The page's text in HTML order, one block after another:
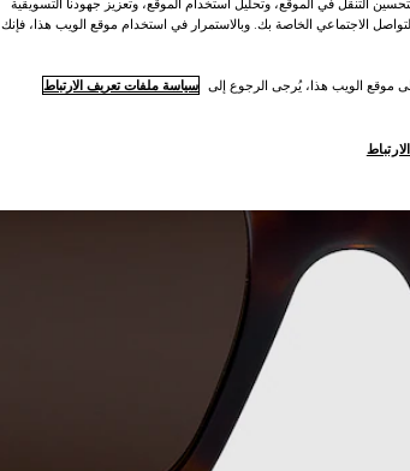
التنقل في الموقع، وتحليل استخدام الموقع، وتعزيز جهودنا التسويقية
الاجتماعي الخاصة بك. وبالاستمرار في استخدام موقع الويب هذا، فإنك
موقع الويب هذا، يُرجى الرجوع إلى سياسة ملفات تعريف الارتباط